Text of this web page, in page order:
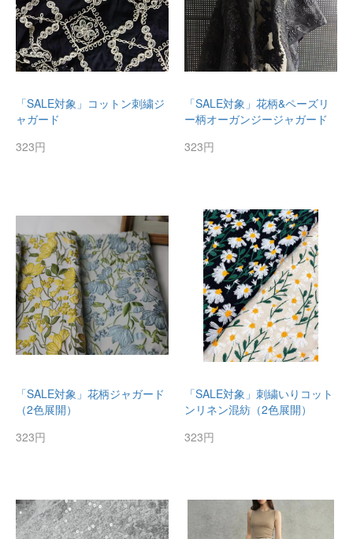
「SALE対象」コットン刺繍ジ
ャガード
323円
「SALE対象」花柄&ペーズリ
ー柄オーガンジージャガード
323円
「SALE対象」花柄ジャガード
（2色展開）
323円
「SALE対象」刺繍いりコット
ンリネン混紡（2色展開）
323円